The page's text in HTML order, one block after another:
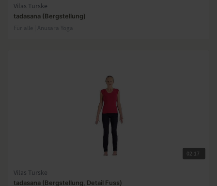
Vilas Turske
tadasana (Bergstellung)
Für alle | Anusara Yoga
02:17
Vilas Turske
tadasana (Bergstellung, Detail Fuss)